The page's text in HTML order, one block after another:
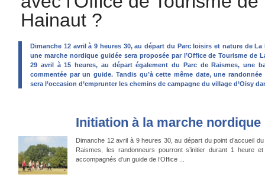
Hainaut ?
Dimanche 12 avril à 9 heures 30, au départ du Parc loisirs et nature de
une marche nordique guidée sera proposée par l’Office de Tourisme de
29 avril à 15 heures, au départ également du Parc de Raismes, une
commentée par un guide. Tandis qu’à cette même date, une
sera l’occasion d’emprunter les chemins de campagne du village d’Oisy
Initiation à la marche nordique
Dimanche 12 avril à 9 heures 30, au départ du point d’accueil
Raismes, les randonneurs pourront s’initier durant 1 heure
accompagnés d’un guide de l’Office ...